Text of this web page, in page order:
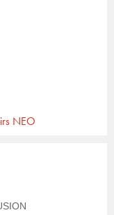
NEO